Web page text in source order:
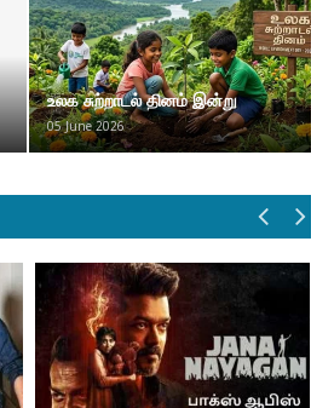
உலக சுற்றாடல் தினம் இன்று
05 June 2026